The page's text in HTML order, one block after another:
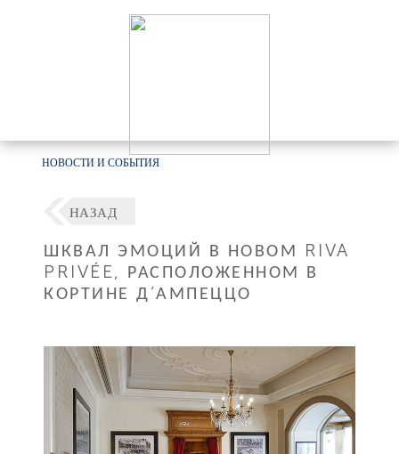
НОВОСТИ И СОБЫТИЯ
НАЗАД
ШКВАЛ ЭМОЦИЙ В НОВОМ RIVA
PRIVÉE, РАСПОЛОЖЕННОМ В
КОРТИНЕ Д’АМПЕЦЦО